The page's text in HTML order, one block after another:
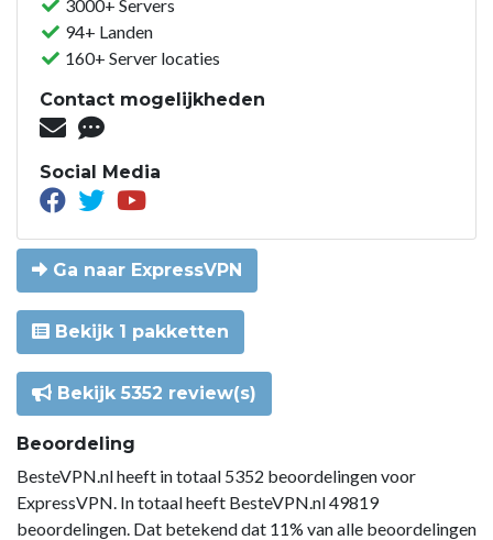
3000+ Servers
94+ Landen
160+ Server locaties
Contact mogelijkheden
Social Media
Ga naar ExpressVPN
Bekijk 1 pakketten
Bekijk 5352 review(s)
Beoordeling
BesteVPN.nl heeft in totaal 5352 beoordelingen voor
ExpressVPN. In totaal heeft BesteVPN.nl 49819
beoordelingen. Dat betekend dat 11% van alle beoordelingen